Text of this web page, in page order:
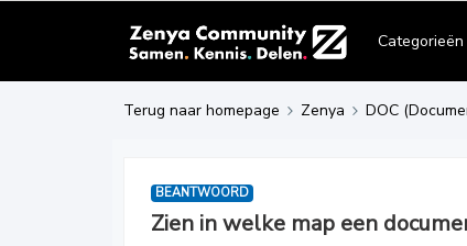
Categorieën
Terug naar homepage Zenya DOC
BEANTWOORD
Zien in welke map een